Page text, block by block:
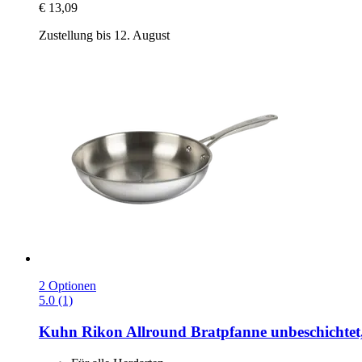
€ 13,09
Zustellung bis 12. August
2 Optionen
5.0 (1)
Kuhn Rikon Allround Bratpfanne